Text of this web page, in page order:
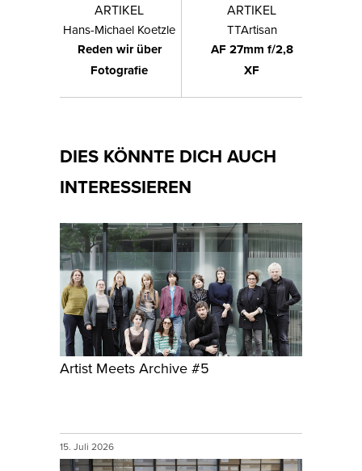
ARTIKEL
Hans-Michael Koetzle
Reden wir über
Fotografie
ARTIKEL
TTArtisan
AF 27mm f/2,8
XF
DIES KÖNNTE DICH AUCH
INTERESSIEREN
Artist Meets Archive #5
15. Juli 2026